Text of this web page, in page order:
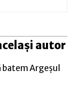
autor
Argeşul